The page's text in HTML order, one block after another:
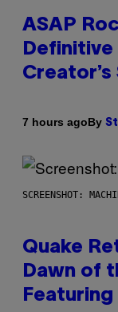
ASAP
Definitive
Creator’s
7 hours agoBy
SCREENSHOT:
Quake
Dawn of